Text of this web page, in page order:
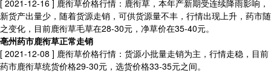
[ 2021-12-16 ] 鹿衔草价格行情：鹿衔草，本年产新期受连续降雨影响，
新货产出量少，随着货源走销，可供货源量不丰，行情出现上升，药市随
之变化，目前鹿衔草毛草在28-30元，净草价在35-40元。
亳州药市鹿衔草正常走销
[ 2021-12-08 ] 鹿衔草价格行情：货源小批量走销为主，行情走稳，目前
药市鹿衔草统货价格29-30元，选货价格33-35元之间。